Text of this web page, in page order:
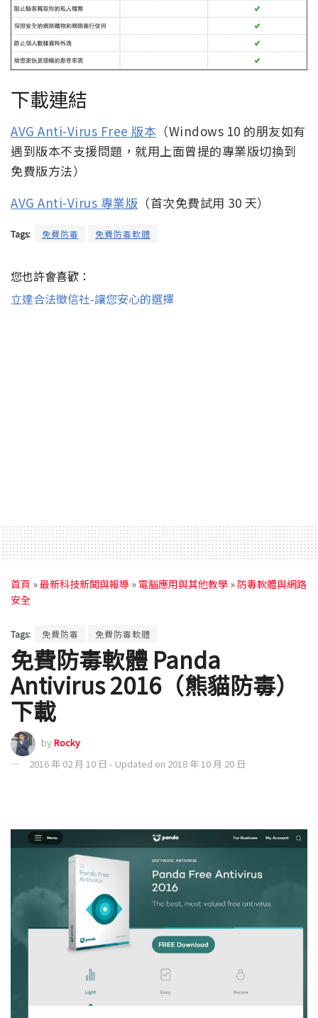
下載連結
AVG Anti-Virus Free 版本 （Windows 10 的朋友如有
遇到版本不支援問題，就用上面曾提的專業版切換到
免費版方法）
AVG Anti-Virus 專業版 （首次免費試用 30 天）
Tags: 免費防毒 免費防毒軟體
您也許會喜歡：
立達合法徵信社-讓您安心的選擇
首頁 »最新科技新聞與報導 » 電腦應用與其他教學 » 防毒軟體與網路
安全
Tags: 免費防毒 免費防毒軟體
免費防毒軟體 Panda
Antivirus 2016（熊貓防毒）
下載
byRocky
2016 年 02 月 10 日 - Updated on 2018 年 10 月 20 日